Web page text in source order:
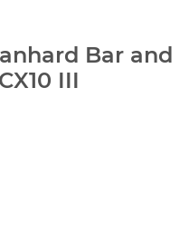
Bar and
III